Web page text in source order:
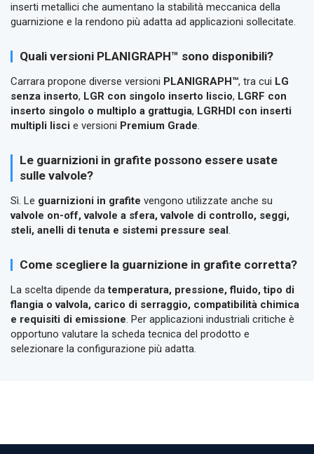
inserti metallici che aumentano la stabilità meccanica della
guarnizione e la rendono più adatta ad applicazioni sollecitate.
Quali versioni PLANIGRAPH™ sono disponibili?
Carrara propone diverse versioni PLANIGRAPH™, tra cui LG
senza inserto, LGR con singolo inserto liscio, LGRF con
inserto singolo o multiplo a grattugia, LGRHDI con inserti
multipli lisci e versioni Premium Grade.
Le guarnizioni in grafite possono essere usate
sulle valvole?
Sì. Le guarnizioni in grafite vengono utilizzate anche su
valvole on-off, valvole a sfera, valvole di controllo, seggi,
steli, anelli di tenuta e sistemi pressure seal .
Come scegliere la guarnizione in grafite corretta?
La scelta dipende datemperatura, pressione, fluido, tipo di
flangia o valvola, carico di serraggio, compatibilità chimica
e requisiti di emissione. Per applicazioni industriali critiche è
opportuno valutare la scheda tecnica del prodotto e
selezionare la configurazione più adatta.